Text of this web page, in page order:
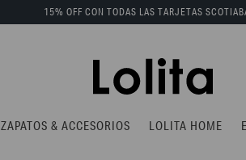
ZAPATOS & ACCESORIOS LOLITA HOME
15% OFF CON TODAS LAS TARJETAS